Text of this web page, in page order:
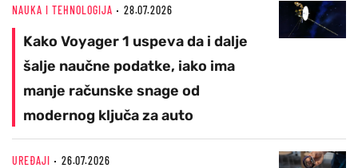
NAUKA I TEHNOLOGIJA 28.07.2026
Kako Voyager 1 uspeva da i dalje
šalje naučne podatke, iako ima
manje računske snage od
modernog ključa za auto
UREĐAJI 26.07.2026